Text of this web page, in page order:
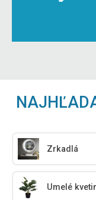
Zrkadlá
Umelé